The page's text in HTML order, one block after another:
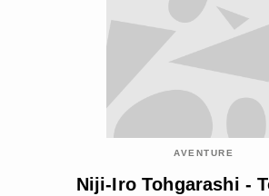
AVENTURE
Niji-Iro Tohgarashi -